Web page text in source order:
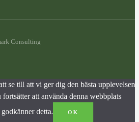
Consulting
se till att vi ger dig den bästa upplevelsen
att använda denna webbplats
detta.
OK